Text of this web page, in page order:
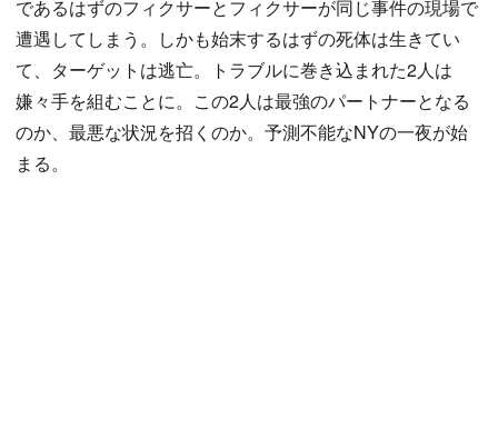
であるはずのフィクサーとフィクサーが同じ事件の現場で
遭遇してしまう。しかも始末するはずの死体は生きてい
て、ターゲットは逃亡。トラブルに巻き込まれた2人は
嫌々手を組むことに。この2人は最強のパートナーとなる
のか、最悪な状況を招くのか。予測不能なNYの一夜が始
まる。